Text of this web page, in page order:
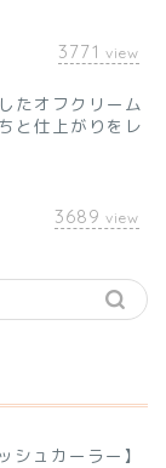
3771 view
たオフクリーム
と仕上がりをレ
3689 view
シュカーラー】